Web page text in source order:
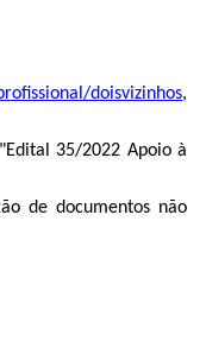
doisvizinhos,
35/2022 Apoio à
de documentos não